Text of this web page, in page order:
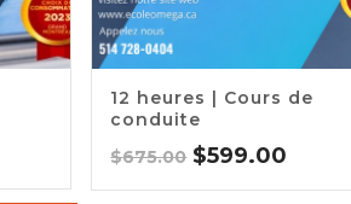
12 heures | Cours de
conduite
$675.00 Original
price
$599.00
price